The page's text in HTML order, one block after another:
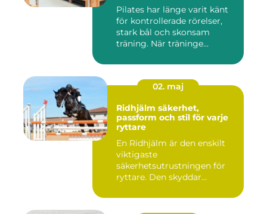
Pilates har länge varit känt
för kontrollerade rörelser,
stark bål och skonsam
träning. När träninge...
02. maj
Ridhjälm säkerhet,
passform och stil för varje
ryttare
En Ridhjälm är den enskilt
viktigaste
säkerhetsutrustningen för
ryttare. Den skyddar